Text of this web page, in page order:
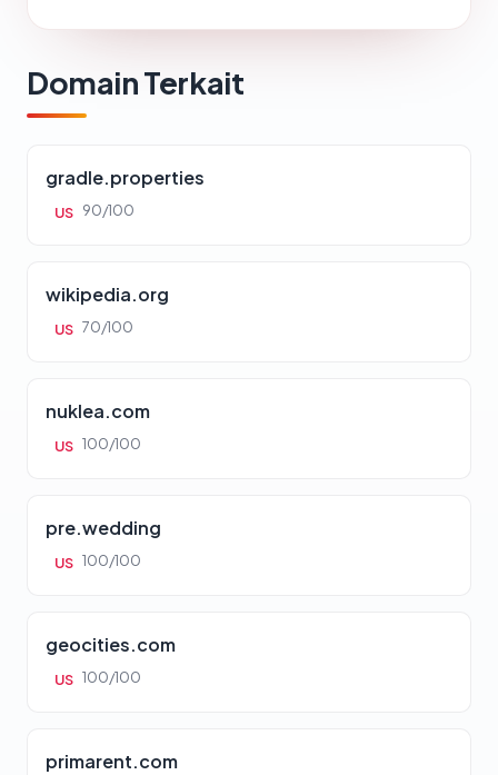
Domain Terkait
gradle.properties
US 90/100
wikipedia.org
US 70/100
nuklea.com
US 100/100
pre.wedding
US 100/100
geocities.com
US 100/100
primarent.com